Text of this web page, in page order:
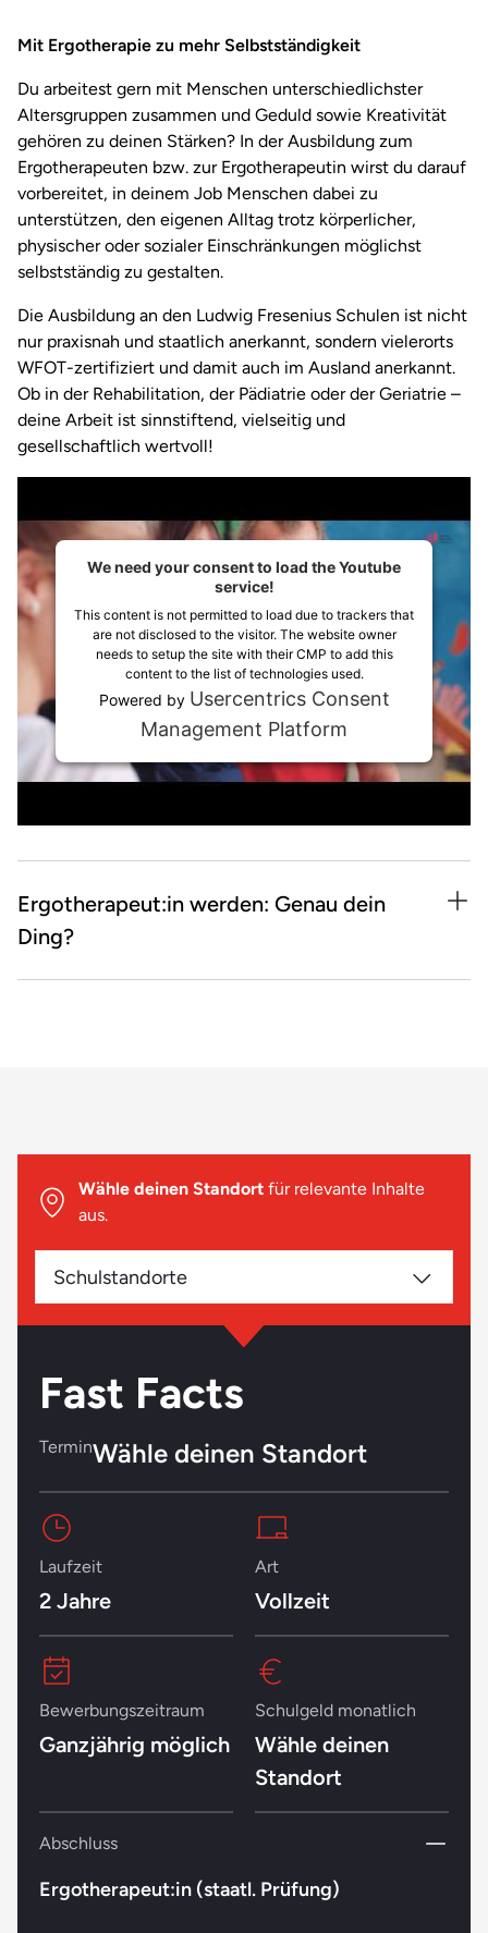
Mit Ergotherapie zu mehr Selbstständigkeit
Du arbeitest gern mit Menschen unterschiedlichster
Altersgruppen zusammen und Geduld sowie Kreativität
gehören zu deinen Stärken? In der Ausbildung zum
Ergotherapeuten bzw. zur Ergotherapeutin wirst du darauf
vorbereitet, in deinem Job Menschen dabei zu
unterstützen, den eigenen Alltag trotz körperlicher,
physischer oder sozialer Einschränkungen möglichst
selbstständig zu gestalten.
Die Ausbildung an den Ludwig Fresenius Schulen ist nicht
nur praxisnah und staatlich anerkannt, sondern vielerorts
WFOT-zertifiziert und damit auch im Ausland anerkannt.
Ob in der Rehabilitation, der Pädiatrie oder der Geriatrie –
deine Arbeit ist sinnstiftend, vielseitig und
gesellschaftlich wertvoll!
We need your consent to load the Youtube
service!
This content is not permitted to load due to trackers that
are not disclosed to the visitor. The website owner
needs to setup the site with their CMP to add this
content to the list of technologies used.
Powered by Usercentrics Consent
Management Platform
Ergotherapeut:in werden: Genau dein
Ding?
dein Fall
Du hast Berührungsängste bei Menschen mit
Behinderungen
Es fällt dir generell schwer, dich auf neue Situationen
Wähle deinen Standort für relevante Inhalte
aus.
Schulstandorte
Fast Facts
TerminWähle deinen Standort
Laufzeit
2 Jahre
Art
Vollzeit
Bewerbungszeitraum
Ganzjährig möglich
Schulgeld monatlich
Wähle deinen
Standort
Abschluss
Ergotherapeut:in (staatl. Prüfung)